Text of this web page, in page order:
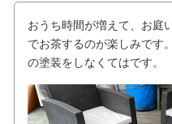
おうち時間が増えて、お庭
でお茶するのが楽しみです
の塗装をしなくてはです。